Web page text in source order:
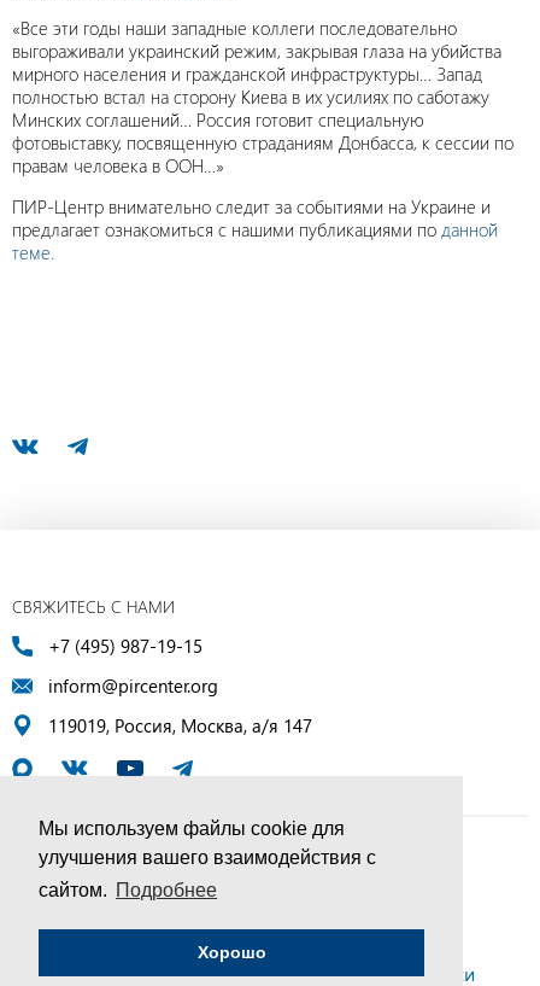
Мы используем файлы cookie для
улучшения вашего взаимодействия с
сайтом. Подробнее
Хорошо
«Все эти годы наши западные коллеги последовательно
выгораживали украинский режим, закрывая глаза на убийства
мирного населения и гражданской инфраструктуры… Запад
полностью встал на сторону Киева в их усилиях по саботажу
Минских соглашений… Россия готовит специальную
фотовыставку, посвященную страданиям Донбасса, к сессии по
правам человека в ООН…»
ПИР-Центр внимательно следит за событиями на Украине и
предлагает ознакомиться с нашими публикациями по данной
теме.
СВЯЖИТЕСЬ С НАМИ
+7 (495) 987-19-15
inform@pircenter.org
119019, Россия, Москва, а/я 147
© ПИР-Центр, 1994–2025 | Все права защищены
Соглашение об обработке персональных данных
Политика конфиденциальности и условия обработки